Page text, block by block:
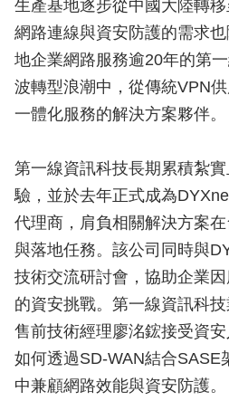
生產基地逐步從中國大陸轉
網路連線與資安防護的需求
地企業網路服務逾20年的第
波轉型浪潮中，從傳統VPN供
一體化服務的解決方案夥伴。
第一線資訊科技長期累積紮
驗，並於去年正式成為
代理商，肩負相關解決方案
與落地任務。該公司同時與
技術交流研討會，協助企業
的資安挑戰。第一線資訊科
售前技術經理廖洺鋐接受資
如何透過SD-WAN結合SASE
中兼顧網路效能與資安防護。